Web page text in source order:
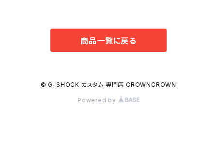
商品一覧に戻る
© G-SHOCK カスタム 専門店 CROWNCROWN
Powered by